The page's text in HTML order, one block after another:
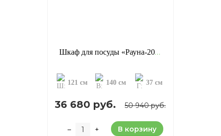
Шкаф для посуды «Рауна-20», цвет: белый воск (УКВ) (сосна)
121 см 140 см 37 см
36 680 руб. 50 940 руб.
– + В корзину